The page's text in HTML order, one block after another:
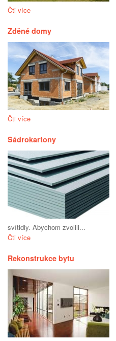
Čti více
Zděné domy
Čti více
Sádrokartony
svítidly. Abychom zvolili...
Čti více
Rekonstrukce bytu